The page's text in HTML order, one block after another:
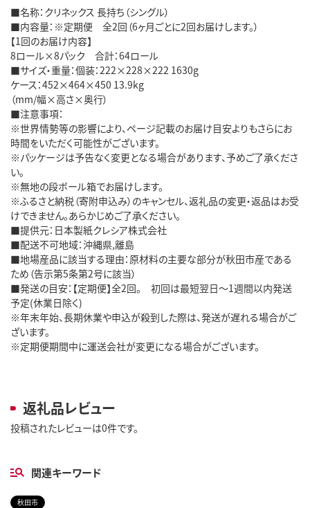
■名称：クリネックス 長持ち（シングル）
■内容量：※定期便 全2回（6ヶ月ごとに2回お届けします。）
【1回のお届け内容】
8ロール×8パック 合計：64ロール
■サイズ・重量：個装：222×228×222 1630g
ケース：452×464×450 13.9kg
（mm/幅×高さ×奥行）
■注意事項：
※世界情勢等の影響により、ページ記載のお届け目安よりもさらにお
時間をいただく可能性がございます。
※パッケージは予告なく変更となる場合があります、予めご了承くださ
い。
※無地の段ボール箱でお届けします。
※ふるさと納税（寄附申込み）のキャンセル、返礼品の変更・返品はお受
けできません。あらかじめご了承ください。
■提供元：日本製紙クレシア株式会社
■配送不可地域：沖縄県,離島
■地場産品に該当する理由：原材料の主要な部分が秋田市産である
ため（告示第5条第2号に該当）
■発送の目安：【定期便】全2回。 初回は最短翌日～1週間以内発送
予定(休業日除く)
※年末年始、長期休業や申込が殺到した際は、発送が遅れる場合がご
ざいます。
※定期便期間中に運送会社が変更になる場合がございます。
返礼品レビュー
投稿されたレビューは0件です。
関連キーワード
秋田市